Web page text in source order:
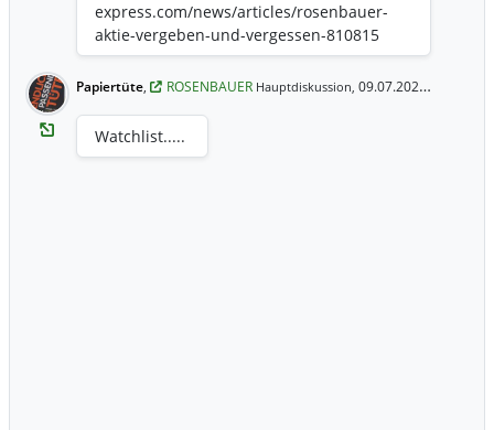
express.com/news/articles/rosenbauer-
aktie-vergeben-und-vergessen-810815
Papiertüte, ROSENBAUER Hauptdiskussion, 09.07.2025 20:31 Uhr
Watchlist.....